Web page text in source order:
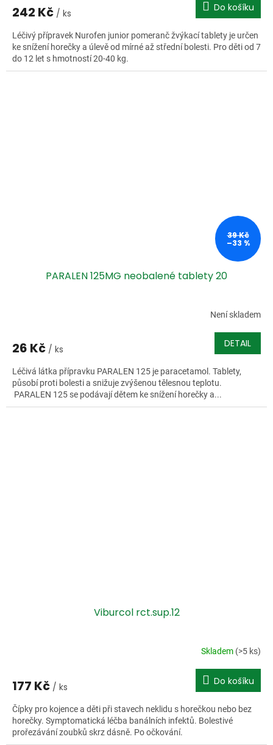
242 Kč / ks Do košíku
Léčivý přípravek Nurofen junior pomeranč žvýkací tablety je určen
ke snížení horečky a úlevě od mírné až střední bolesti. Pro děti od 7
do 12 let s hmotností 20-40 kg.
39 Kč
–33 %
PARALEN 125MG neobalené tablety 20
Není skladem
26 Kč / ks DETAIL
Léčivá látka přípravku PARALEN 125 je paracetamol. Tablety,
působí proti bolesti a snižuje zvýšenou tělesnou teplotu.
PARALEN 125 se podávají dětem ke snížení horečky a...
Viburcol rct.sup.12
Skladem (>5 ks)
177 Kč / ks Do košíku
Čípky pro kojence a děti při stavech neklidu s horečkou nebo bez
horečky. Symptomatická léčba banálních infektů. Bolestivé
prořezávání zoubků skrz dásně. Po očkování.